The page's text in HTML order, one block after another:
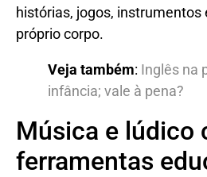
histórias, jogos, instrumentos
próprio corpo.
Veja também: Inglês na
infância; vale à pena?
Música e lúdico
ferramentas